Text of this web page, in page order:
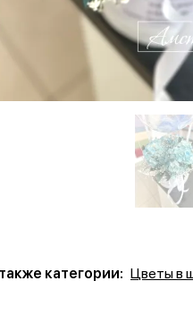
категории: Цветы в